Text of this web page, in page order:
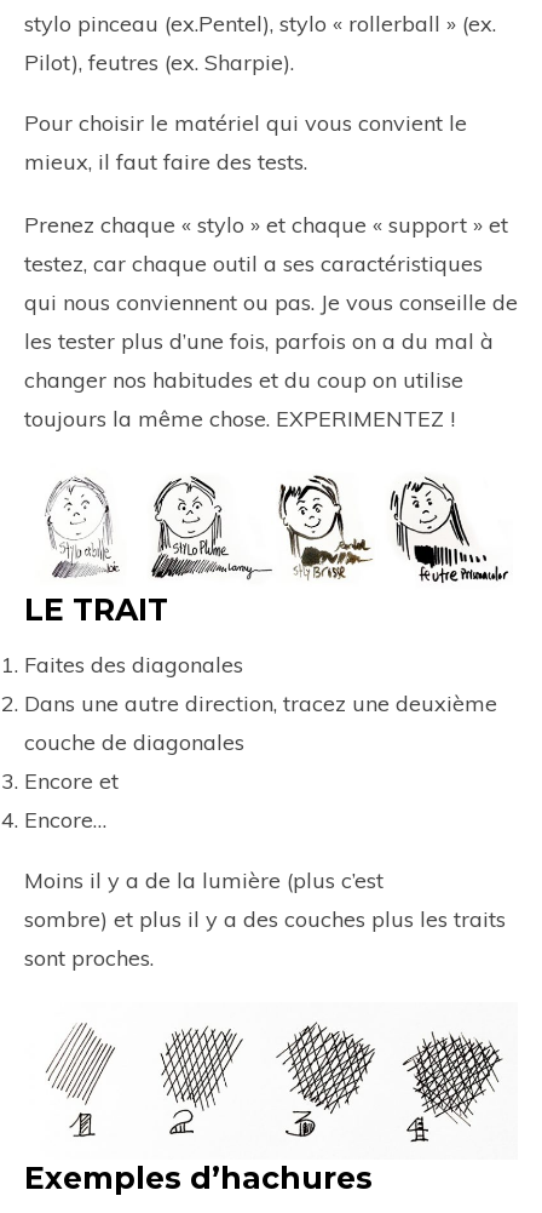
stylo pinceau (ex.Pentel), stylo « rollerball » (ex.
Pilot), feutres (ex. Sharpie).
Pour choisir le matériel qui vous convient le
mieux, il faut faire des tests.
Prenez chaque « stylo » et chaque « support » et
testez, car chaque outil a ses caractéristiques
qui nous conviennent ou pas. Je vous conseille de
les tester plus d’une fois, parfois on a du mal à
changer nos habitudes et du coup on utilise
toujours la même chose. EXPERIMENTEZ !
LE TRAIT
Faites des diagonales
Dans une autre direction, tracez une deuxième
couche de diagonales
Encore et
Encore…
Moins il y a de la lumière (plus c’est
sombre) et plus il y a des couches plus les traits
sont proches.
Exemples d’hachures